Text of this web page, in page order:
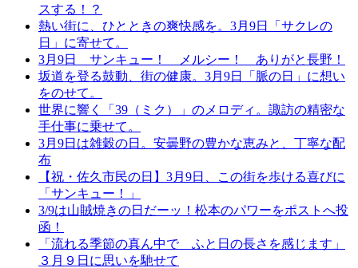
スする！？
熱い街に、ひとときの爽快感を。3月9日「サクレの
日」に寄せて。
3月9日 サンキュー！ メルシー！ ありがと長野！
坂道を登る鼓動、街の健康。3月9日「脈の日」に想い
をのせて。
世界に響く「39（ミク）」のメロディ。諏訪の精密な
手仕事に乗せて。
3月9日は雑穀の日。安曇野の豊かな恵みと、丁寧な配
布
【祝・佐久市民の日】3月9日、この街を歩ける喜びに
「サンキュー！」
3/9は山賊焼きの日だーッ！松本のパワーをポストへ投
函！
「流れる季節の真ん中で ふと日の長さを感じます」
３月９日に思いを馳せて